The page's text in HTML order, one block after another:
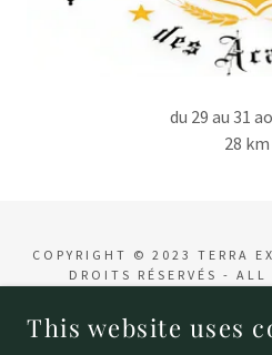
du 29 au 31
28 km
COPYRIGHT © 2023 TERRA
DROITS RÉSERVÉS - ALL
This website uses